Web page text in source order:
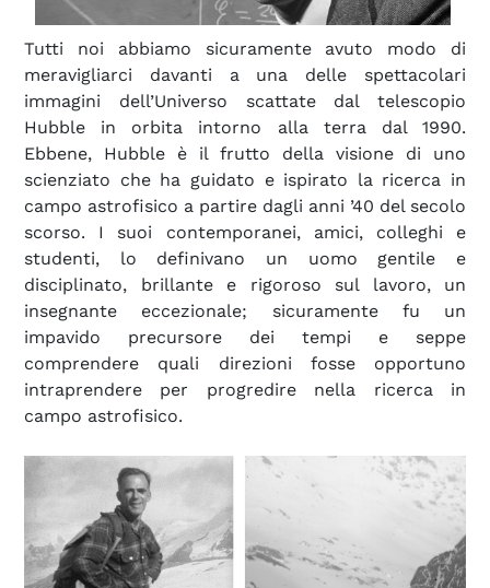
Tutti noi abbiamo sicuramente avuto modo di
meravigliarci davanti a una delle spettacolari
immagini dell’Universo scattate dal telescopio
Hubble in orbita intorno alla terra dal 1990.
Ebbene, Hubble è il frutto della visione di uno
scienziato che ha guidato e ispirato la ricerca in
campo astrofisico a partire dagli anni ’40 del secolo
scorso. I suoi contemporanei, amici, colleghi e
studenti, lo definivano un uomo gentile e
disciplinato, brillante e rigoroso sul lavoro, un
insegnante eccezionale; sicuramente fu un
impavido precursore dei tempi e seppe
comprendere quali direzioni fosse opportuno
intraprendere per progredire nella ricerca in
campo astrofisico.